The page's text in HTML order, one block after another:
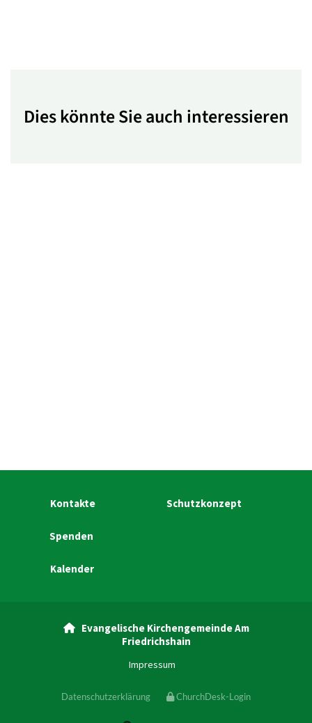
Dies könnte Sie auch interessieren
Kontakte Schutzkonzept
Spenden
Kalender
Evangelische Kirchengemeinde Am
Friedrichshain
Impressum
Datenschutzerklärung ChurchDesk-Login